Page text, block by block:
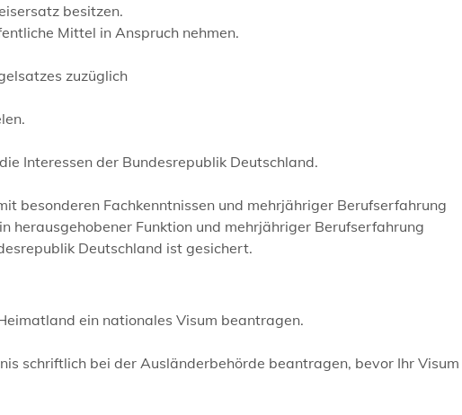
besitzen.
Mittel in Anspruch nehmen.
zuzüglich
Interessen der Bundesrepublik Deutschland.
besonderen Fachkenntnissen und mehrjähriger Berufserfahrung
herausgehobener Funktion und mehrjähriger Berufserfahrung
Deutschland ist gesichert.
ein nationales Visum beantragen.
schriftlich bei der Ausländerbehörde beantragen, bevor Ihr Visum